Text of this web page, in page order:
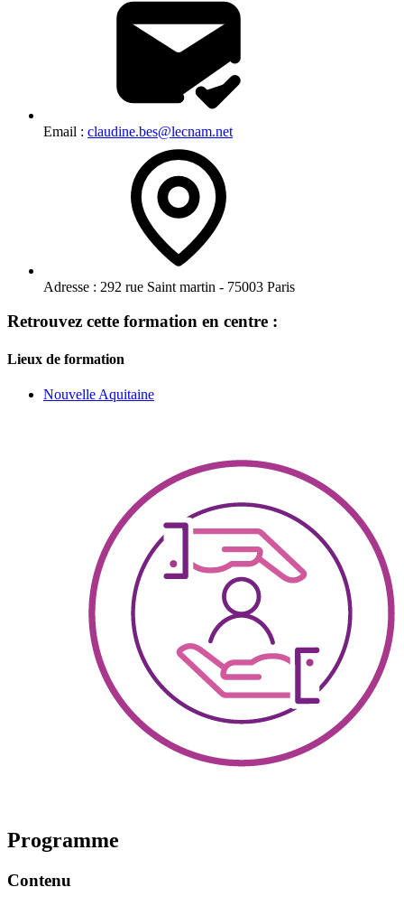
Email : claudine.bes@lecnam.net
Adresse : 292 rue Saint martin - 75003 Paris
Retrouvez cette formation en centre :
Lieux de formation
Nouvelle Aquitaine
Programme
Contenu